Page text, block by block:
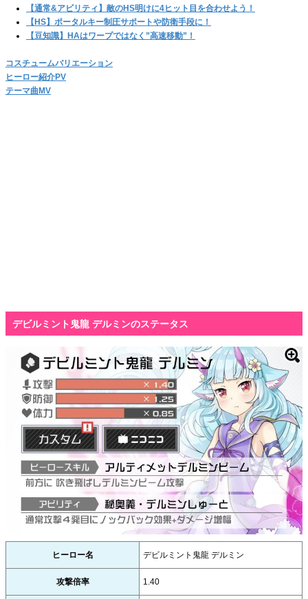
【通常&アビリティ】敵のHS明けに4ヒット目を合わせよう！
【HS】ポータルキー制圧サポートや防衛手段に！
【豆知識】HAはワープではなく”高速移動”！
コスチュームバリエーション
ヒーロー紹介PV
テーマ曲MV
デビルミント鬼龍 デルミンのステータス
ヒーロー名 デビルミント鬼龍 デルミン
攻撃倍率 1.40